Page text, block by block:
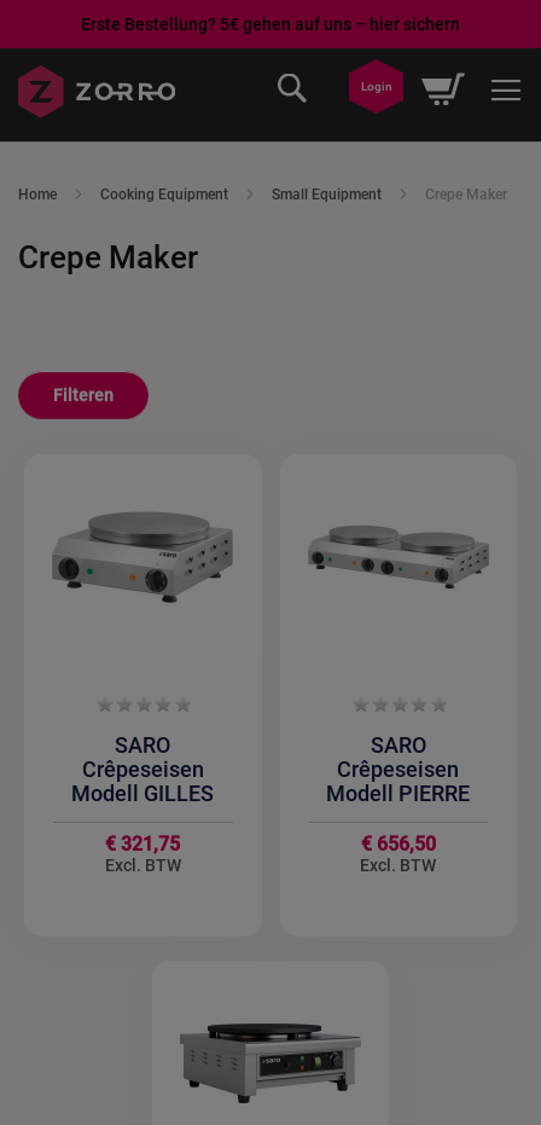
Erste Bestellung? 5€ gehen auf uns – hier sichern
naar
inhoud
Login
Home Cooking Equipment Small Equipment Crepe Maker
Crepe Maker
SARO
Crêpeseisen
Modell GILLES
€ 321,75
SARO
Crêpeseisen
Modell PIERRE
€ 656,50
Filteren